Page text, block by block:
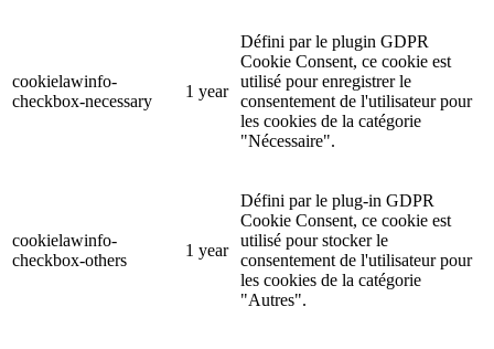
cookielawinfo-
checkbox-necessary
1 year
Défini par le plugin GDPR
Cookie Consent, ce cookie est
utilisé pour enregistrer le
consentement de l'utilisateur pour
les cookies de la catégorie
"Nécessaire".
cookielawinfo-
checkbox-others
1 year
Défini par le plug-in GDPR
Cookie Consent, ce cookie est
utilisé pour stocker le
consentement de l'utilisateur pour
les cookies de la catégorie
"Autres".